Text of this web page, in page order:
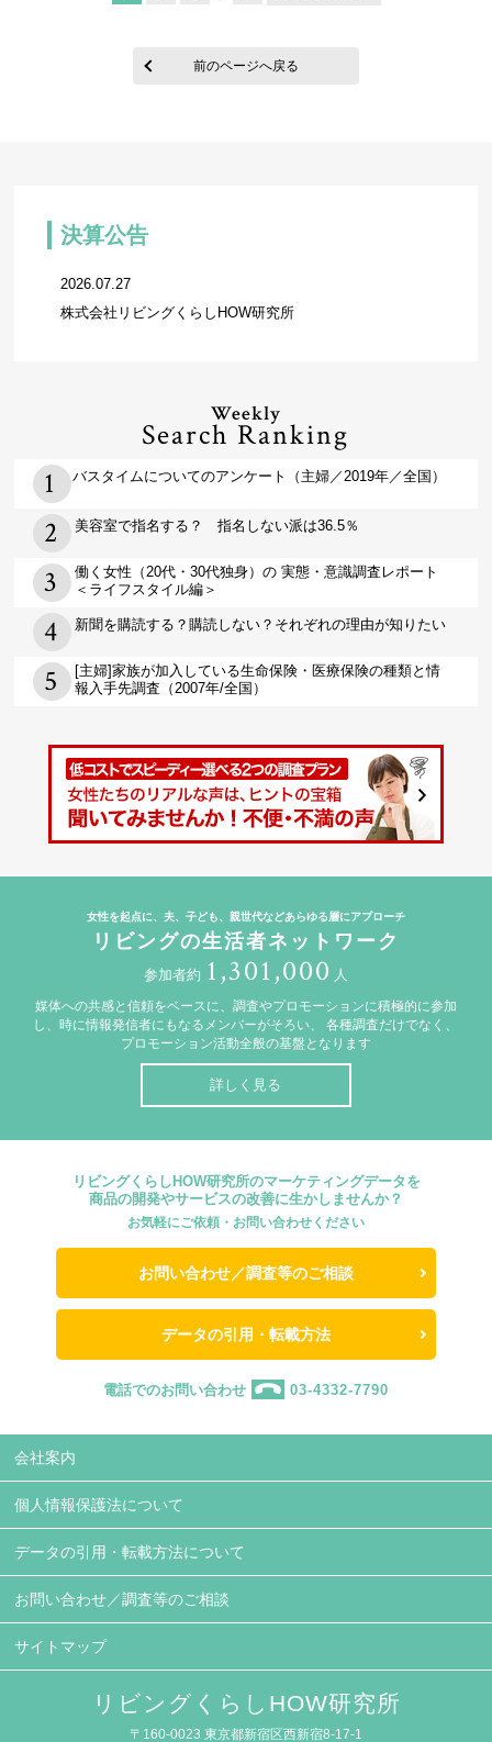
前のページへ戻る
決算公告
2026.07.27
株式会社リビングくらしHOW研究所
Weekly
Search Ranking
バスタイムについてのアンケート（主婦／2019年／全国）
美容室で指名する？ 指名しない派は36.5％
働く女性（20代・30代独身）の 実態・意識調査レポート
＜ライフスタイル編＞
新聞を購読する？購読しない？それぞれの理由が知りたい
[主婦]家族が加入している生命保険・医療保険の種類と情
報入手先調査（2007年/全国）
女性を起点に、夫、子ども、親世代などあらゆる層にアプローチ
リビングの生活者ネットワーク
参加者約 1,301,000 人
媒体への共感と信頼をベースに、調査やプロモーションに積極的に参加
し、時に情報発信者にもなるメンバーがそろい、
各種調査だけでなく、
プロモーション活動全般の基盤となります
詳しく見る
リビングくらしHOW研究所のマーケティングデータを
商品の開発やサービスの改善に生かしませんか？
お気軽にご依頼・お問い合わせください
お問い合わせ／調査等のご相談
データの引用・転載方法
電話でのお問い合わせ 03-4332-7790
会社案内
個人情報保護法について
データの引用・転載方法について
お問い合わせ／調査等のご相談
サイトマップ
リビングくらしHOW研究所
〒160-0023 東京都新宿区西新宿8-17-1